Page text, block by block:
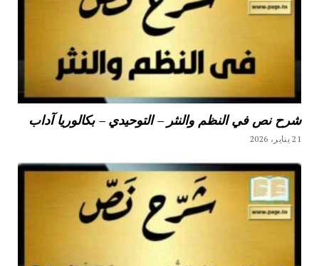
شرح نص في النظم والنثر – التوحيدي – بكالوريا آداب
21 يناير، 2026